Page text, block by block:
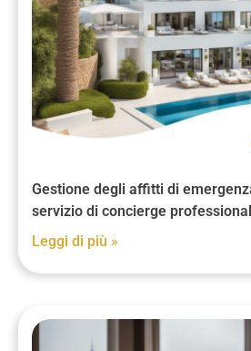
Gestione degli affitti di
servizio di concierge
Leggi di più »